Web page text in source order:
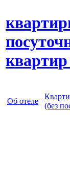
квартир
Об отеле
(без